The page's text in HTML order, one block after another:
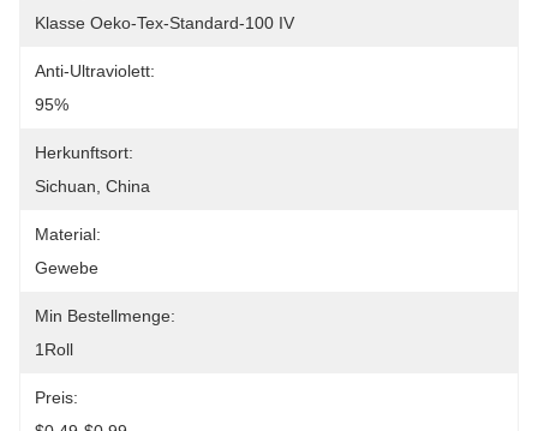
Klasse Oeko-Tex-Standard-100 IV
Anti-Ultraviolett:
95%
Herkunftsort:
Sichuan, China
Material:
Gewebe
Min Bestellmenge:
1Roll
Preis: